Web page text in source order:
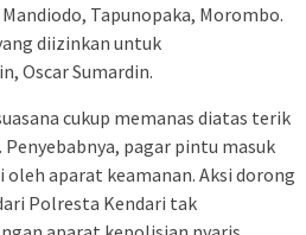
Tapunopaka, Morombo.
diizinkan untuk
Oscar Sumardin.
cukup memanas diatas terik
pagar pintu masuk
aparat keamanan. Aksi dorong
Polresta Kendari tak